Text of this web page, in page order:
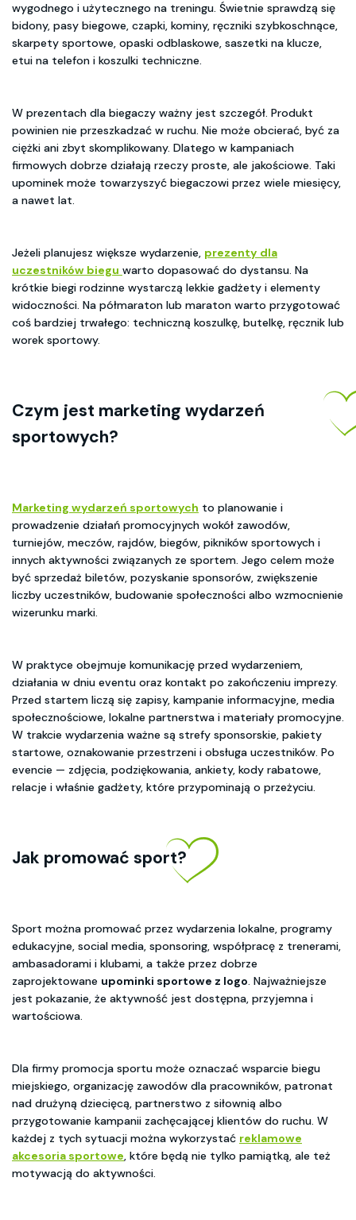
wygodnego i użytecznego na treningu. Świetnie sprawdzą się
bidony, pasy biegowe, czapki, kominy, ręczniki szybkoschnące,
skarpety sportowe, opaski odblaskowe, saszetki na klucze,
etui na telefon i koszulki techniczne.
W prezentach dla biegaczy ważny jest szczegół. Produkt
powinien nie przeszkadzać w ruchu. Nie może obcierać, być za
ciężki ani zbyt skomplikowany. Dlatego w kampaniach
firmowych dobrze działają rzeczy proste, ale jakościowe. Taki
upominek może towarzyszyć biegaczowi przez wiele miesięcy,
a nawet lat.
Jeżeli planujesz większe wydarzenie, prezenty dla
uczestników biegu warto dopasować do dystansu. Na
krótkie biegi rodzinne wystarczą lekkie gadżety i elementy
widoczności. Na półmaraton lub maraton warto przygotować
coś bardziej trwałego: techniczną koszulkę, butelkę, ręcznik lub
worek sportowy.
Czym jest marketing wydarzeń
sportowych?
Marketing wydarzeń sportowych to planowanie i
prowadzenie działań promocyjnych wokół zawodów,
turniejów, meczów, rajdów, biegów, pikników sportowych i
innych aktywności związanych ze sportem. Jego celem może
być sprzedaż biletów, pozyskanie sponsorów, zwiększenie
liczby uczestników, budowanie społeczności albo wzmocnienie
wizerunku marki.
W praktyce obejmuje komunikację przed wydarzeniem,
działania w dniu eventu oraz kontakt po zakończeniu imprezy.
Przed startem liczą się zapisy, kampanie informacyjne, media
społecznościowe, lokalne partnerstwa i materiały promocyjne.
W trakcie wydarzenia ważne są strefy sponsorskie, pakiety
startowe, oznakowanie przestrzeni i obsługa uczestników. Po
evencie — zdjęcia, podziękowania, ankiety, kody rabatowe,
relacje i właśnie gadżety, które przypominają o przeżyciu.
Jak promować sport?
Sport można promować przez wydarzenia lokalne, programy
edukacyjne, social media, sponsoring, współpracę z trenerami,
ambasadorami i klubami, a także przez dobrze
zaprojektowane upominki sportowe z logo. Najważniejsze
jest pokazanie, że aktywność jest dostępna, przyjemna i
wartościowa.
Dla firmy promocja sportu może oznaczać wsparcie biegu
miejskiego, organizację zawodów dla pracowników, patronat
nad drużyną dziecięcą, partnerstwo z siłownią albo
przygotowanie kampanii zachęcającej klientów do ruchu. W
każdej z tych sytuacji można wykorzystać reklamowe
akcesoria sportowe, które będą nie tylko pamiątką, ale też
motywacją do aktywności.